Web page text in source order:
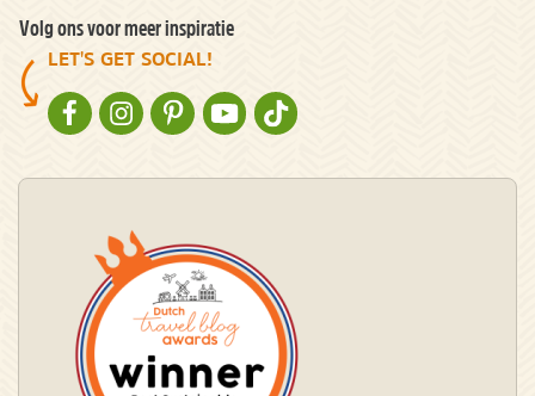
Volg ons voor meer inspiratie
LET'S GET SOCIAL!
NATURESCANNER OP FACEBOOK
NATURESCANNER OP INSTAGRAM
NATURESCANNER OP PINTEREST
NATURESCANNER OP YOUTUBE
NATURESCANNER OP TIKTOK